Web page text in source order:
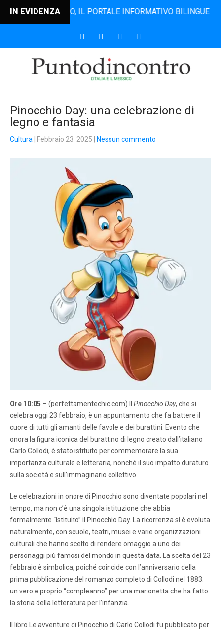
IN EVIDENZAIL PORTALE INFORMATIVO BILINGUE CHE
Pinocchio Day: una celebrazione di
legno e fantasia
Cultura | Febbraio 23, 2025 Nessun commento
Ore 10:05 – (perfettamentechic.com) Il Pinocchio Day, che si
celebra oggi 23 febbraio, è un appuntamento che fa battere il
cuore di tutti gli amanti delle favole e dei burattini. Evento che
onora la figura iconica del burattino di legno creato dall’italiano
Carlo Collodi, è stato istituito per commemorare la sua
importanza culturale e letteraria, nonché il suo impatto duraturo
sulla società e sull’immaginario collettivo.
Le celebrazioni in onore di Pinocchio sono diventate popolari nel
tempo, ma non c’è una singola istituzione che abbia
formalmente “istituito” il Pinocchio Day. La ricorrenza si è evoluta
naturalmente, con scuole, teatri, musei e varie organizzazioni
culturali che hanno scelto di rendere omaggio a uno dei
personaggi più famosi del mondo in questa data. La scelta del 23
febbraio è simbolica, poiché coincide con l’anniversario della
prima pubblicazione del romanzo completo di Collodi nel 1883:
un vero e proprio “compleanno” per una marionetta che ha fatto
la storia della letteratura per l’infanzia.
Il libro Le avventure di Pinocchio di Carlo Collodi fu pubblicato per